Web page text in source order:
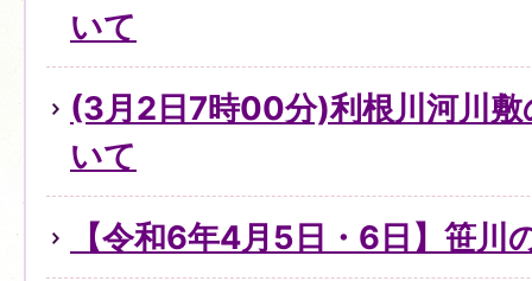
いて
(3月2日7時00分)利根川河川
いて
【令和6年4月5日・6日】笹川